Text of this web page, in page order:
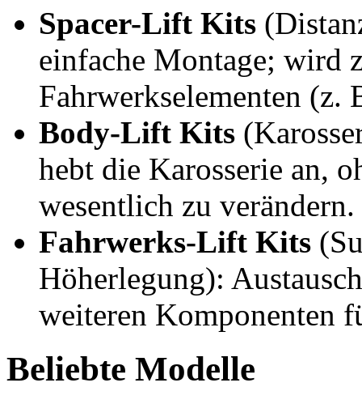
Spacer-Lift Kits
einfache Montage; wird
Fahrwerkselementen (z.
Body-Lift Kits
hebt die Karosserie an,
wesentlich zu verändern.
Fahrwerks-Lift Kits
Höherlegung):
weiteren Komponenten
Beliebte Modelle